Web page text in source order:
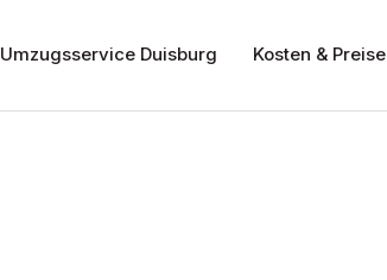
Umzugsservice Duisburg Kosten & Preise